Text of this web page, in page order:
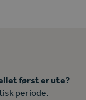
først er ute?
periode.